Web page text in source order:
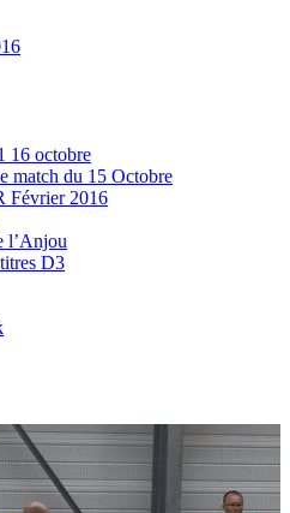
16 octobre
match du 15 Octobre
Février 2016
l’Anjou
D3